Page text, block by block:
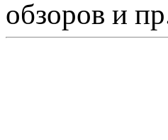
обзоров и